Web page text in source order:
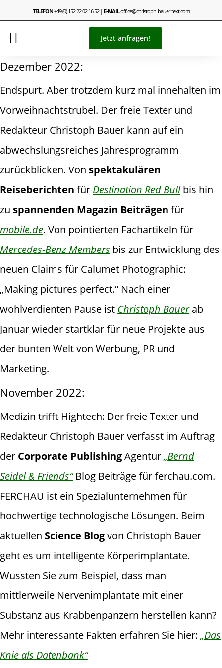
TELEFON+49 (0) 152 22 02 16 52| E-MAILoffice@christoph-bauer-text.com
Jetzt anfragen!
Dezember 2022:
Endspurt. Aber trotzdem kurz mal innehalten im
Vorweihnachtstrubel. Der freie Texter und
Redakteur Christoph Bauer kann auf ein
abwechslungsreiches Jahresprogramm
zurückblicken. Von spektakulären
Reiseberichten für Destination Red Bullbis hin
zu spannenden Magazin Beiträgen für
mobile.de. Von pointierten Fachartikeln für
Mercedes-Benz Members bis zur Entwicklung des
neuen Claims für Calumet Photographic:
„Making pictures perfect.“ Nach einer
wohlverdienten Pause ist Christoph Bauerab
Januar wieder startklar für neue Projekte aus
der bunten Welt von Werbung, PR und
Marketing.
November 2022:
Medizin trifft Hightech: Der freie Texter und
Redakteur Christoph Bauer verfasst im Auftrag
der Corporate PublishingAgentur„Bernd
Seidel & Friends“Blog Beiträge für ferchau.com.
FERCHAU ist ein Spezialunternehmen für
hochwertige technologische Lösungen. Beim
aktuellen Science Blogvon Christoph Bauer
geht es um intelligente Körperimplantate.
Wussten Sie zum Beispiel, dass man
mittlerweile Nervenimplantate mit einer
Substanz aus Krabbenpanzern herstellen kann?
Mehr interessante Fakten erfahren Sie hier: „Das
Knie als Datenbank“